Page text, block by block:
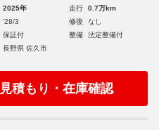
2025年 走行
0.7万km
'28/3 修復
なし
保証付 整備
法定整備付
長野県 佐久市
見積もり・在庫確認